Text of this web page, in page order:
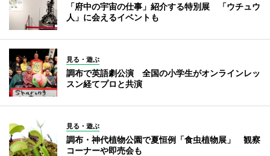
「府中の宇宙の仕事」紹介する特別展 「ウチュウ
人」に会えるイベントも
見る・遊ぶ
調布で英語劇公演 全国の小学生がオンラインレッ
スン経てプロと共演
見る・遊ぶ
調布・神代植物公園で夏恒例「食虫植物展」 観察
コーナーや即売会も